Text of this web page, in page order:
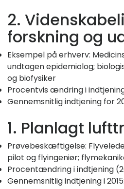
2.
forskning og
Eksempel på erhverv:
undtagen epidemiolog;
og biofysiker
Procentvis ændring i
Gennemsnitlig indtjening for
1. Planlagt
Prøvebeskæftigelse:
pilot og flyingeniør;
Procentændring i indtjening
Gennemsnitlig indtjening i